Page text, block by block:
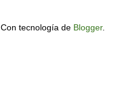
Con tecnología de Blogger.